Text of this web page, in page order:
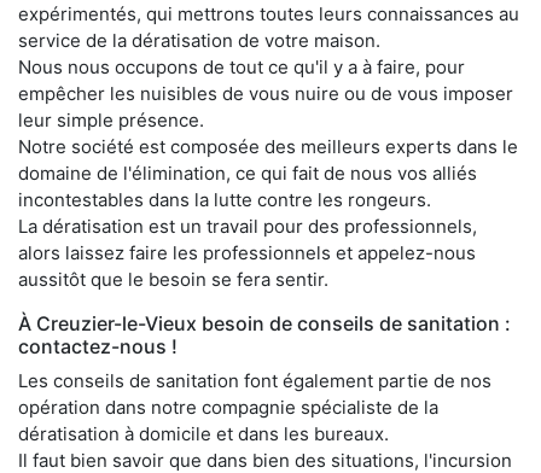
expérimentés, qui mettrons toutes leurs connaissances au
service de la dératisation de votre maison.
Nous nous occupons de tout ce qu'il y a à faire, pour
empêcher les nuisibles de vous nuire ou de vous imposer
leur simple présence.
Notre société est composée des meilleurs experts dans le
domaine de l'élimination, ce qui fait de nous vos alliés
incontestables dans la lutte contre les rongeurs.
La dératisation est un travail pour des professionnels,
alors laissez faire les professionnels et appelez-nous
aussitôt que le besoin se fera sentir.
À Creuzier-le-Vieux besoin de conseils de sanitation :
contactez-nous !
Les conseils de sanitation font également partie de nos
opération dans notre compagnie spécialiste de la
dératisation à domicile et dans les bureaux.
Il faut bien savoir que dans bien des situations, l'incursion